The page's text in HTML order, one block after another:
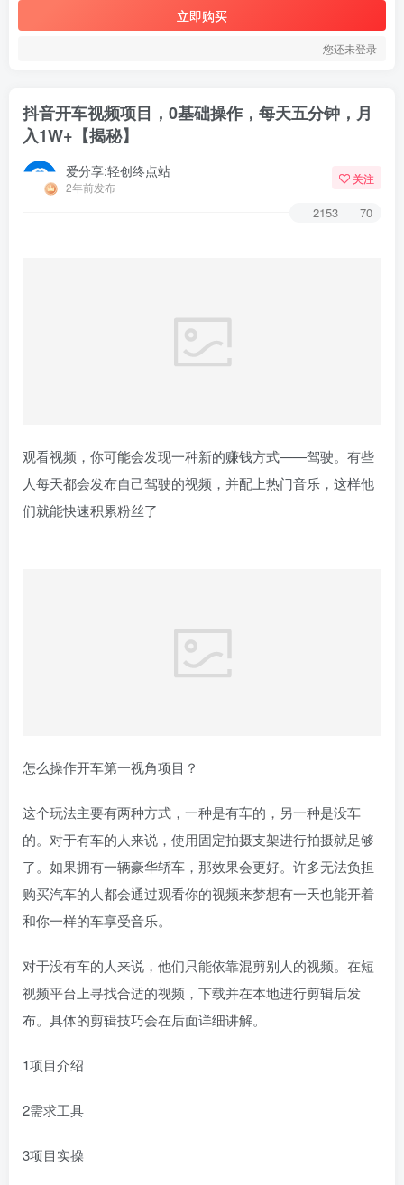
立即购买
您还未登录
抖音开车视频项目，0基础操作，每天五分钟，月
入1W+【揭秘】
爱分享:轻创终点站
2年前发布
关注
2153 70
观看视频，你可能会发现一种新的赚钱方式——驾驶。有些
人每天都会发布自己驾驶的视频，并配上热门音乐，这样他
们就能快速积累粉丝了
怎么操作开车第一视角项目？
这个玩法主要有两种方式，一种是有车的，另一种是没车
的。对于有车的人来说，使用固定拍摄支架进行拍摄就足够
了。如果拥有一辆豪华轿车，那效果会更好。许多无法负担
购买汽车的人都会通过观看你的视频来梦想有一天也能开着
和你一样的车享受音乐。
对于没有车的人来说，他们只能依靠混剪别人的视频。在短
视频平台上寻找合适的视频，下载并在本地进行剪辑后发
布。具体的剪辑技巧会在后面详细讲解。
1项目介绍
2需求工具
3项目实操